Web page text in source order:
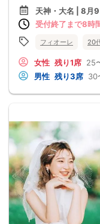
天神・大名 | 8月
受付終了まで8時
フィオーレ 20
女性 残り1席 25
男性 残り3席 30